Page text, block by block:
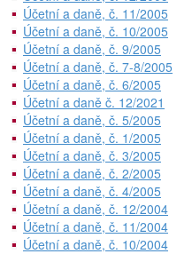
Účetní a daně, č. 11/2005
Účetní a daně, č. 10/2005
Účetní a daně, č. 9/2005
Účetní a daně, č. 7-8/2005
Účetní a daně, č. 6/2005
Účetní a daně č. 12/2021
Účetní a daně, č. 5/2005
Účetní a daně, č. 1/2005
Účetní a daně, č. 3/2005
Účetní a daně, č. 2/2005
Účetní a daně, č. 4/2005
Účetní a daně, č. 12/2004
Účetní a daně, č. 11/2004
Účetní a daně, č. 10/2004